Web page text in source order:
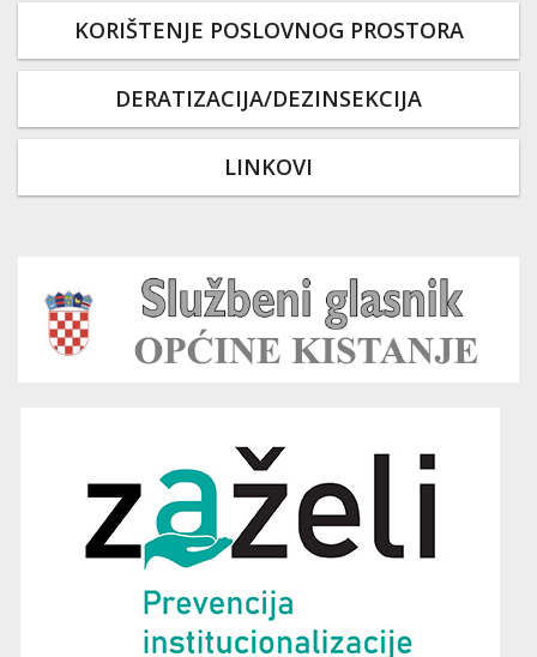
KORIŠTENJE POSLOVNOG PROSTORA
DERATIZACIJA/DEZINSEKCIJA
LINKOVI